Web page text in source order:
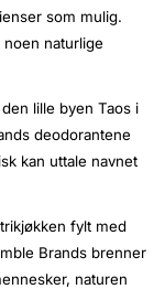
som mulig.
naturlige
lille byen Taos i
deodorantene
kan uttale navnet
fylt med
Brands brenner
naturen